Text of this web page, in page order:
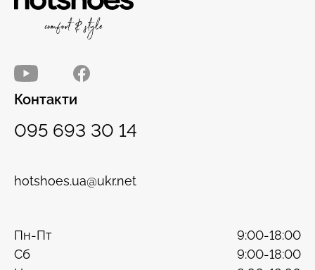
Контакти
095 693 30 14
hotshoes.ua@ukr.net
Пн-Пт
9:00-18:00
Сб
9:00-18:00